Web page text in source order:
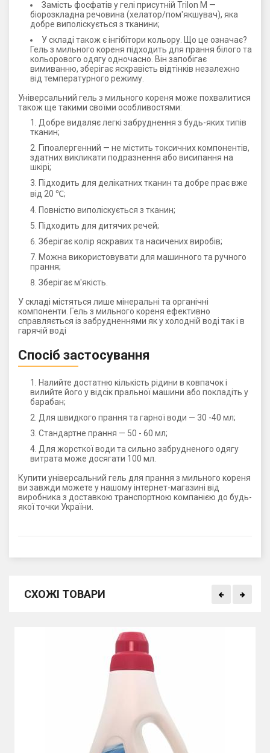
Замість фосфатів у гелі присутній Trilon M —
біорозкладна речовина (хелатор/пом'якшувач), яка
добре виполіскується з тканини;
У складі також є інгібітори кольору. Що це означає?
Гель з мильного кореня підходить для прання білого та
кольорового одягу одночасно. Він запобігає
вимиванню, зберігає яскравість відтінків незалежно
від температурного режиму.
Універсальний гель з мильного кореня може похвалитися
також ще такими своїми особливостями:
Добре видаляє легкі забруднення з будь-яких типів
тканин;
Гіпоалергенний — не містить токсичних компонентів,
здатних викликати подразнення або висипання на
шкірі;
Підходить для делікатних тканин та добре прає вже
від 20 ℃;
Повністю виполіскується з тканин;
Підходить для дитячих речей;
Зберігає колір яскравих та насичених виробів;
Можна використовувати для машинного та ручного
прання;
Зберігає м'якість.
У складі містяться лише мінеральні та органічні
компоненти. Гель з мильного кореня ефективно
справляється із забрудненнями як у холодній воді так і в
гарячій воді
Спосіб застосування
Налийте достатню кількість рідини в ковпачок і
вилийте його у відсік пральної машини або покладіть у
барабан;
Для швидкого прання та гарної води — 30 -40 мл;
Стандартне прання — 50 - 60 мл;
Для жорсткої води та сильно забрудненого одягу
витрата може досягати 100 мл.
Купити універсальний гель для прання з мильного кореня
ви завжди можете у нашому інтернет-магазині від
виробника з доставкою транспортною компанією до будь-
якої точки України.
СХОЖІ ТОВАРИ